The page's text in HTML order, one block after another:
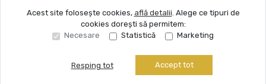
Site creat în
Acest site folosește cookies, află detalii. Alege ce tipuri de
cookies dorești să permitem:
Necesare
Statistică Marketing
Resping tot Accept tot